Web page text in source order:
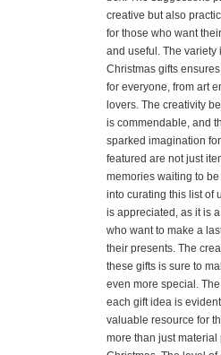
creative but also
for those who want
and useful. The variety
Christmas gifts
for everyone, from art
lovers. The creativity
is commendable, and
sparked imagination
featured are not just
memories waiting to
into curating this list of
is appreciated, as it is
who want to make a
their presents. The
these gifts is sure to
even more special.
each gift idea is
valuable resource for
more than just